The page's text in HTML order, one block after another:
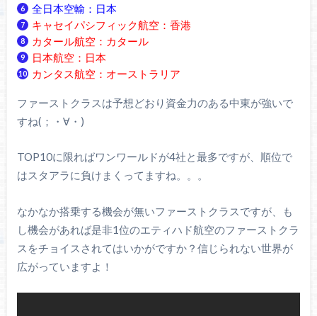
全日本空輸：日本
キャセイパシフィック航空：香港
カタール航空：カタール
日本航空：日本
カンタス航空：オーストラリア
ファーストクラスは予想どおり資金力のある中東が強いで
すね(；・∀・)
TOP10に限ればワンワールドが4社と最多ですが、順位で
はスタアラに負けまくってますね。。。
なかなか搭乗する機会が無いファーストクラスですが、も
し機会があれば是非1位のエティハド航空のファーストクラ
スをチョイスされてはいかがですか？信じられない世界が
広がっていますよ！